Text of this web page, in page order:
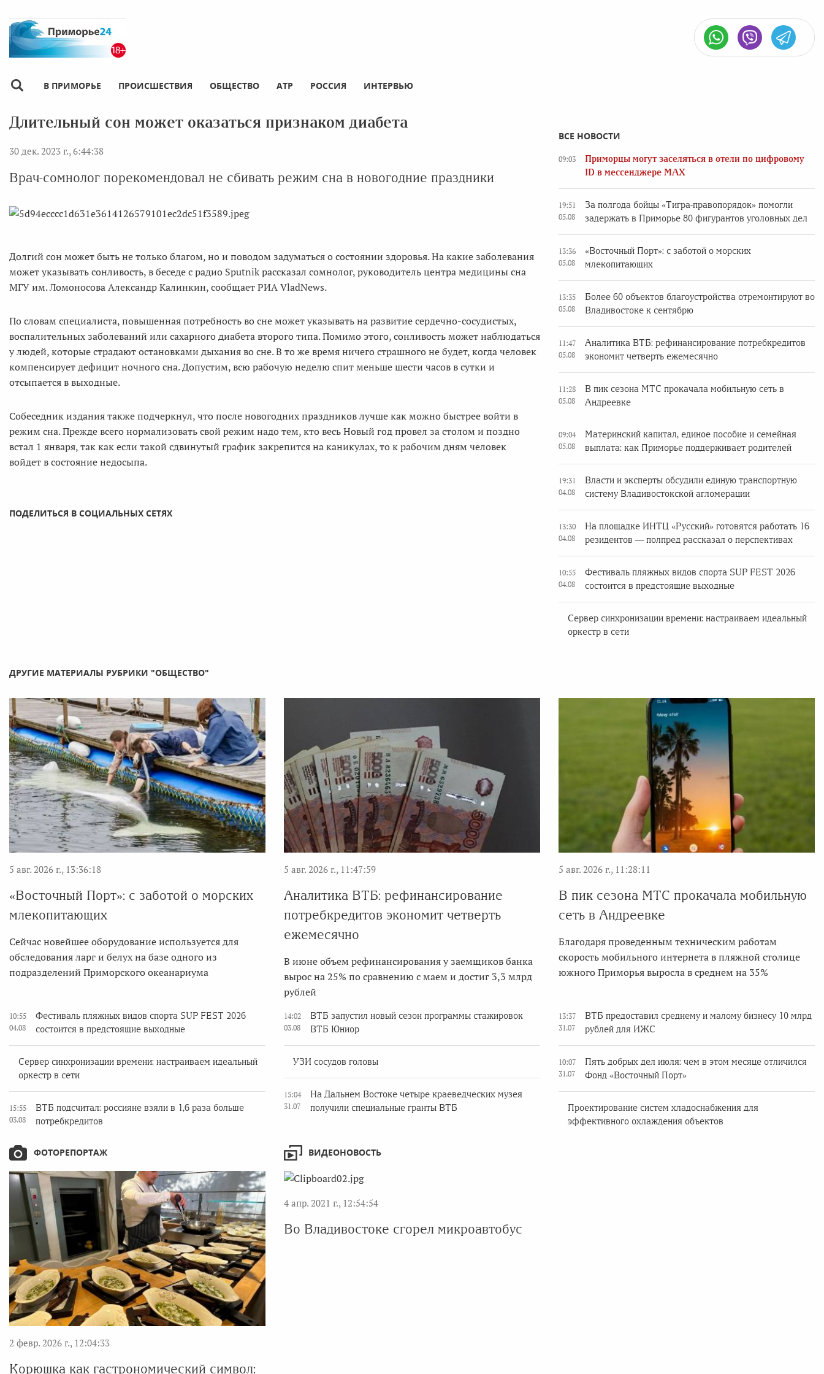
В ПРИМОРЬЕ ПРОИСШЕСТВИЯ ОБЩЕСТВО АТР РОССИЯ ИНТЕРВЬЮ
Длительный сон может оказаться признаком диабета
30 дек. 2023 г., 6:44:38
Врач-сомнолог порекомендовал не сбивать режим сна в новогодние праздники
Долгий сон может быть не только благом, но и поводом задуматься о состоянии здоровья. На какие заболевания
может указывать сонливость, в беседе с радио Sputnik рассказал сомнолог, руководитель центра медицины сна
МГУ им. Ломоносова Александр Калинкин, сообщает РИА VladNews.
По словам специалиста, повышенная потребность во сне может указывать на развитие сердечно-сосудистых,
воспалительных заболеваний или сахарного диабета второго типа. Помимо этого, сонливость может наблюдаться
у людей, которые страдают остановками дыхания во сне. В то же время ничего страшного не будет, когда человек
компенсирует дефицит ночного сна. Допустим, всю рабочую неделю спит меньше шести часов в сутки и
отсыпается в выходные.
Собеседник издания также подчеркнул, что после новогодних праздников лучше как можно быстрее войти в
режим сна. Прежде всего нормализовать свой режим надо тем, кто весь Новый год провел за столом и поздно
встал 1 января, так как если такой сдвинутый график закрепится на каникулах, то к рабочим дням человек
войдет в состояние недосыпа.
ПОДЕЛИТЬСЯ В СОЦИАЛЬНЫХ СЕТЯХ
ВСЕ НОВОСТИ
09:03
Приморцы могут заселяться в отели по цифровому
ID в мессенджере MAX
19:51
05.08
За полгода бойцы «Тигра-правопорядок» помогли
задержать в Приморье 80 фигурантов уголовных дел
13:36
05.08
«Восточный Порт»: с заботой о морских
млекопитающих
13:35
05.08
Более 60 объектов благоустройства отремонтируют во
Владивостоке к сентябрю
11:47
05.08
Аналитика ВТБ: рефинансирование потребкредитов
экономит четверть ежемесячно
11:28
05.08
В пик сезона МТС прокачала мобильную сеть в
Андреевке
09:04
05.08
Материнский капитал, единое пособие и семейная
выплата: как Приморье поддерживает родителей
19:31
04.08
Власти и эксперты обсудили единую транспортную
систему Владивостокской агломерации
13:30
04.08
На площадке ИНТЦ «Русский» готовятся работать 16
резидентов — полпред рассказал о перспективах
10:55
04.08
Фестиваль пляжных видов спорта SUP FEST 2026
состоится в предстоящие выходные
Сервер синхронизации времени: настраиваем идеальный
оркестр в сети
ДРУГИЕ МАТЕРИАЛЫ РУБРИКИ "ОБЩЕСТВО"
5 авг. 2026 г., 13:36:18
«Восточный Порт»: с заботой о морских
млекопитающих
Сейчас новейшее оборудование используется для
обследования ларг и белух на базе одного из
подразделений Приморского океанариума
5 авг. 2026 г., 11:47:59
Аналитика ВТБ: рефинансирование
потребкредитов экономит четверть
ежемесячно
В июне объем рефинансирования у заемщиков банка
вырос на 25% по сравнению с маем и достиг 3,3 млрд
рублей
5 авг. 2026 г., 11:28:11
В пик сезона МТС прокачала мобильную
сеть в Андреевке
Благодаря проведенным техническим работам
скорость мобильного интернета в пляжной столице
южного Приморья выросла в среднем на 35%
10:55
04.08
Фестиваль пляжных видов спорта SUP FEST 2026
состоится в предстоящие выходные
Сервер синхронизации времени: настраиваем идеальный
оркестр в сети
15:55
03.08
ВТБ подсчитал: россияне взяли в 1,6 раза больше
потребкредитов
14:02
03.08
ВТБ запустил новый сезон программы стажировок
ВТБ Юниор
УЗИ сосудов головы
15:04
31.07
На Дальнем Востоке четыре краеведческих музея
получили специальные гранты ВТБ
13:37
31.07
ВТБ предоставил среднему и малому бизнесу 10 млрд
рублей для ИЖС
10:07
31.07
Пять добрых дел июля: чем в этом месяце отличился
Фонд «Восточный Порт»
Проектирование систем хладоснабжения для
эффективного охлаждения объектов
ФОТОРЕПОРТАЖ
2 февр. 2026 г., 12:04:33
Корюшка как гастрономический символ:
ВИДЕОНОВОСТЬ
4 апр. 2021 г., 12:54:54
Во Владивостоке сгорел микроавтобус